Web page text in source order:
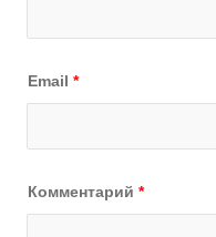
Email *
Комментарий *